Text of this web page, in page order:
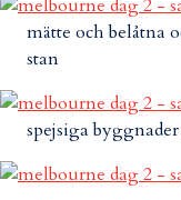
mätte och belåtna
stan
spejsiga